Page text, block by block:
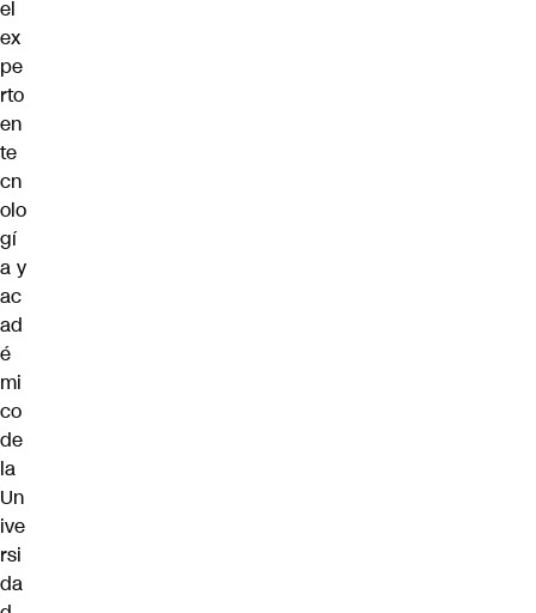
el
ex
pe
rto
en
te
cn
olo
gí
a y
ac
ad
é
mi
co
de
la
Un
ive
rsi
da